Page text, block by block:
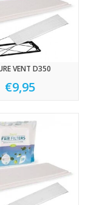
VENT D350
€9,95